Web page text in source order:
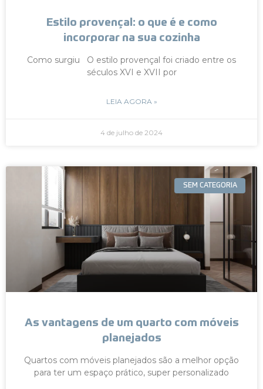
Estilo provençal: o que é e como
incorporar na sua cozinha
Como surgiu O estilo provençal foi criado entre os
séculos XVI e XVII por
LEIA AGORA »
4 de julho de 2024
SEM CATEGORIA
As vantagens de um quarto com móveis
planejados
Quartos com móveis planejados são a melhor opção
para ter um espaço prático, super personalizado